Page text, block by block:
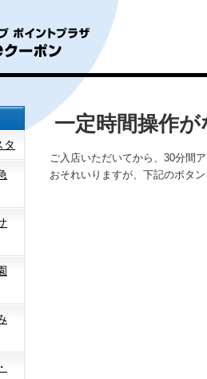
タ
一定時間操作
ご入店いただいてから、30分間
おそれいりますが、下記のボタ